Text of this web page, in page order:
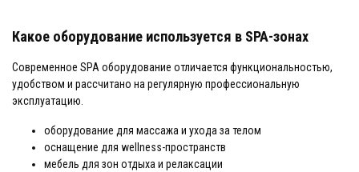
Какое оборудование используется в SPA-зонах
Современное SPA оборудование отличается функциональностью,
удобством и рассчитано на регулярную профессиональную
эксплуатацию.
оборудование для массажа и ухода за телом
оснащение для wellness-пространств
мебель для зон отдыха и релаксации